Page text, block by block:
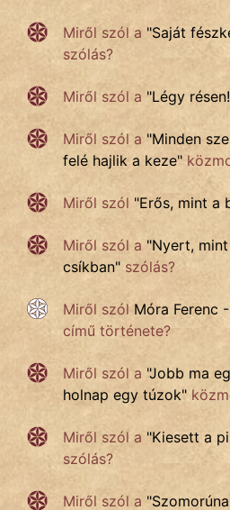
Miről szól a "Saját
szólás?
Miről szól a "Légy résen!
Miről szól a "Minden
felé hajlik a keze"
Miről szól "Erős, mint a
Miről szól a "Nyert,
csíkban" szólás?
Miről szól Móra Ferenc
című története?
Miről szól a "Jobb ma
holnap egy túzok"
Miről szól a "Kiesett a
szólás?
Miről szól a "